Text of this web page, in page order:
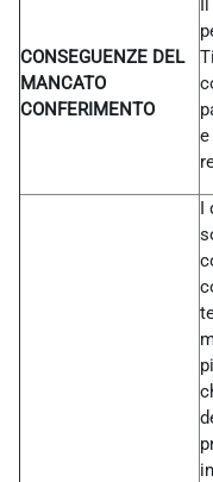
CONSEGUENZE DEL
MANCATO
CONFERIMENTO
I